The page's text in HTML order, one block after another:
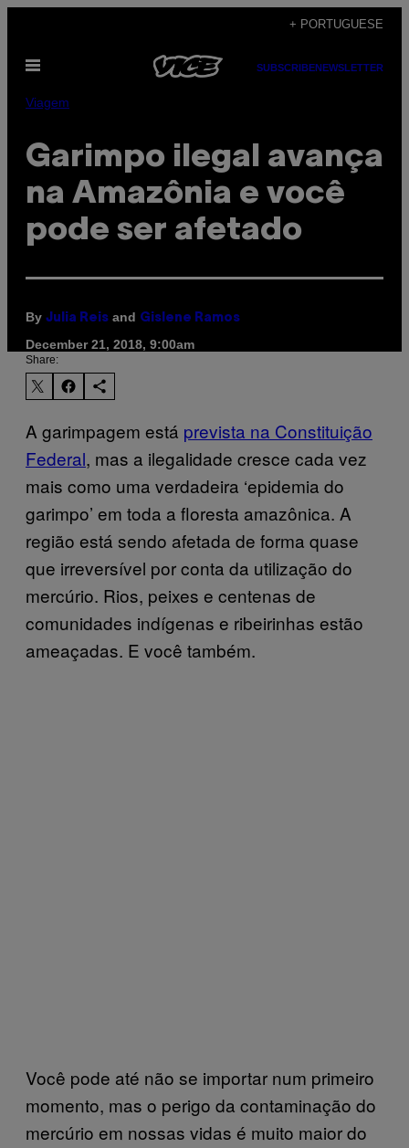
content
+ PORTUGUESE
Open
SUBSCRIBENEWSLETTER
Viagem
Garimpo ilegal avança
na Amazônia e você
pode ser afetado
By Julia Reis and Gislene Ramos
December 21, 2018, 9:00am
Share:
A garimpagem está prevista na Constituição
Federal, mas a ilegalidade cresce cada vez
mais como uma verdadeira ‘epidemia do
garimpo’ em toda a floresta amazônica. A
região está sendo afetada de forma quase
que irreversível por conta da utilização do
mercúrio. Rios, peixes e centenas de
comunidades indígenas e ribeirinhas estão
ameaçadas. E você também.
Você pode até não se importar num primeiro
momento, mas o perigo da contaminação do
mercúrio em nossas vidas é muito maior do